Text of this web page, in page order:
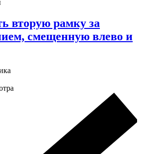
вторую рамку за
смещенную влево и